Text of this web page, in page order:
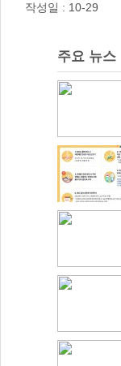
작성일 : 10-29
주요 뉴스